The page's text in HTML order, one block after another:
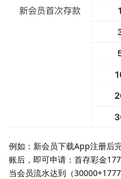
例如：新会员下载App注册后
账后，即可申请：首存彩金
当会员流水达到（